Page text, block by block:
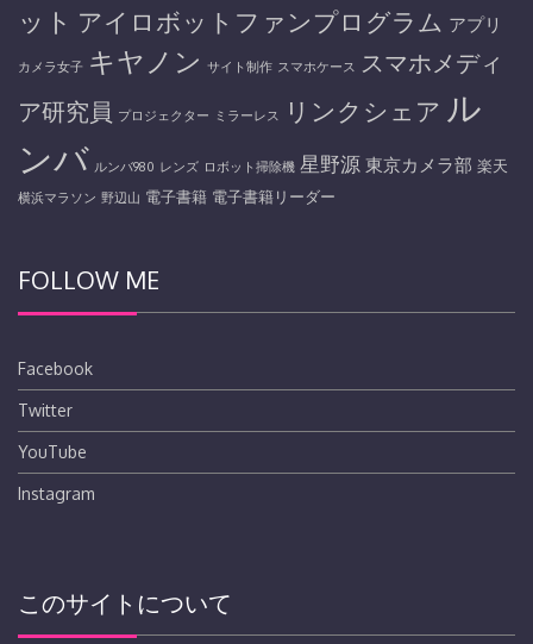
ット アイロボットファンプログラム アプリ
カメラ女子 キヤノン サイト制作 スマホケース
スマホメディ
ア研究員 プロジェクター ミラーレス リンクシェア ル
ンバ ルンバ980 レンズ ロボット掃除機 星野源 東京カメラ部 楽天
横浜マラソン 野辺山 電子書籍 電子書籍リーダー
FOLLOW ME
Facebook
Twitter
YouTube
Instagram
このサイトについて